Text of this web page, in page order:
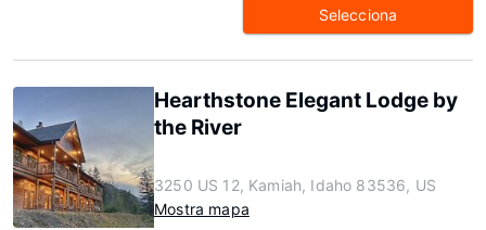
Selecciona
Hearthstone Elegant Lodge by
the River
3250 US 12, Kamiah, Idaho 83536, US
Mostra mapa